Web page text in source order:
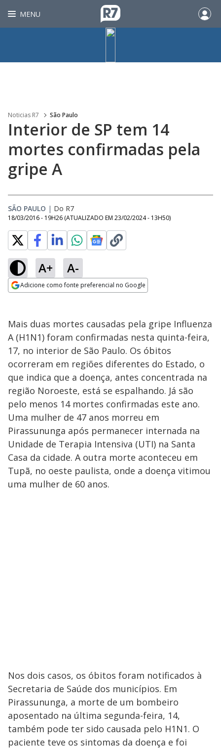
MENU
Noticias R7 São Paulo
Interior de SP tem 14
mortes confirmadas pela
gripe A
SÃO PAULO | Do R7
18/03/2016 - 19H26 (ATUALIZADO EM 23/02/2024 - 13H50)
A+ A-
Adicione como fonte preferencial no Google
Mais duas mortes causadas pela gripe Influenza
A (H1N1) foram confirmadas nesta quinta-feira,
17, no interior de São Paulo. Os óbitos
ocorreram em regiões diferentes do Estado, o
que indica que a doença, antes concentrada na
região Noroeste, está se espalhando. Já são
pelo menos 14 mortes confirmadas este ano.
Uma mulher de 47 anos morreu em
Pirassununga após permanecer internada na
Unidade de Terapia Intensiva (UTI) na Santa
Casa da cidade. A outra morte aconteceu em
Tupã, no oeste paulista, onde a doença vitimou
uma mulher de 60 anos.
Nos dois casos, os óbitos foram notificados à
Secretaria de Saúde dos municípios. Em
Pirassununga, a morte de um bombeiro
aposentado na última segunda-feira, 14,
também pode ter sido causada pelo H1N1. O
paciente teve os sintomas da doença e foi